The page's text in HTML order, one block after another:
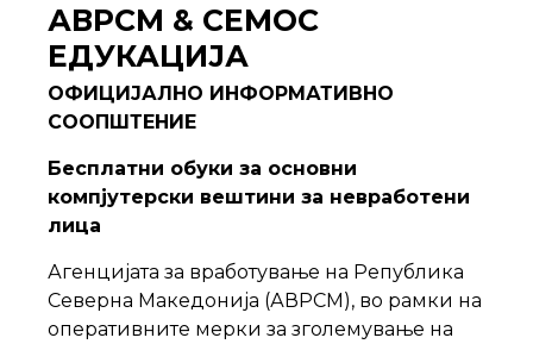
АВРСМ & СЕМОС
ЕДУКАЦИЈА
ОФИЦИЈАЛНО ИНФОРМАТИВНО
СООПШТЕНИЕ
Бесплатни обуки за основни
компјутерски вештини за невработени
лица
Агенцијата за вработување на Република
Северна Македонија (АВРСМ), во рамки на
оперативните мерки за зголемување на